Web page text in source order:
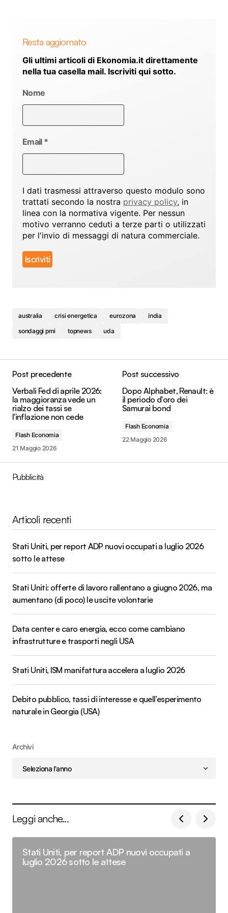
Resta aggiornato
Gli ultimi articoli di Ekonomia.it direttamente
nella tua casella mail. Iscriviti qui sotto.
Nome
Email *
I dati trasmessi attraverso questo modulo sono
trattati secondo la nostra privacy policy, in
linea con la normativa vigente. Per nessun
motivo verranno ceduti a terze parti o utilizzati
per l'invio di messaggi di natura commerciale.
australia crisi energetica eurozona
india
sondaggi pmi
topnews uda
Post precedente
Verbali Fed di aprile 2026:
la maggioranza vede un
rialzo dei tassi se
l'inflazione non cede
Flash Economia
21 Maggio 2026
Post successivo
Dopo Alphabet, Renault: è
il periodo d'oro dei
Samurai bond
Flash Economia
22 Maggio 2026
Pubblicità
Articoli recenti
Stati Uniti, per report ADP nuovi occupati a luglio 2026
sotto le attese
Stati Uniti: offerte di lavoro rallentano a giugno 2026, ma
aumentano (di poco) le uscite volontarie
Data center e caro energia, ecco come cambiano
infrastrutture e trasporti negli USA
Stati Uniti, ISM manifattura accelera a luglio 2026
Debito pubblico, tassi di interesse e quell’esperimento
naturale in Georgia (USA)
Archivi
Leggi anche...
Stati Uniti, per report ADP nuovi occupati a
luglio 2026 sotto le attese